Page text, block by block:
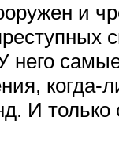
и
него
когда-
И